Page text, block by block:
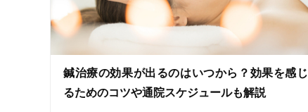
接客・サービスの特徴
コロナ対応
チャットでの事前相談
鍼治療の効果が出るのはいつから？効果を感じ
るためのコツや通院スケジュールも解説